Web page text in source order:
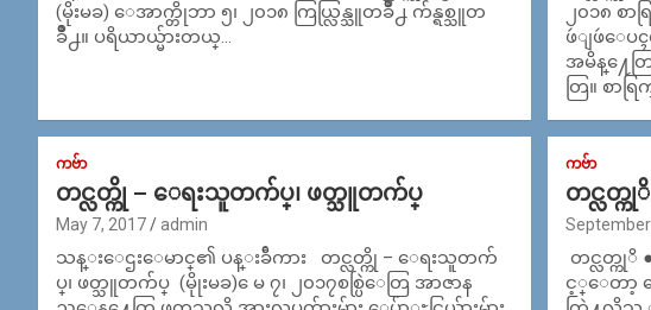
(မိုးမခ) ေအာက္တိုဘာ ၅၊ ၂၀၁၈ ကြယ္လြန္သူတခ်ိဳ႕ က်န္ရစ္သူတ
ခ်ိဳ႕။ ပရိယာယ္မ်ားတယ္…
၂၀၁၈ စ
ဖဴျဖဴေပၚ
အမိန္႔ေတ
တြ။ စာ
ကဗ်ာ
တင္လတ္ကို – ေရးသူတက်ပ္၊ ဖတ္သူတက်ပ္
May 7, 2017 admin
သန္းေဌးေမာင္၏ ပန္းခ်ီကား တင္လတ္ကို – ေရးသူတက်
ပ္၊ ဖတ္သူတက်ပ္ (မိုုးမခ) ေမ ၇၊ ၂၀၁၇စစ္ပြဲေတြ အာဇာန
ကဗ်ာ
တင္လတ္ကုိ
တင္လတ္ကုိ ●
င့္ေတာ့